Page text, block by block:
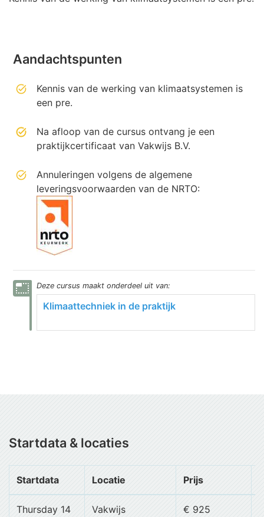
Aandachtspunten
Kennis van de werking van klimaatsystemen is
een pre.
Na afloop van de cursus ontvang je een
praktijkcertificaat van Vakwijs B.V.
Annuleringen volgens de algemene
leveringsvoorwaarden van de NRTO:
photo_size_select_small Dezecursus maakt onderdeel uit van:
Klimaattechniek in de praktijk
Startdata & locaties
Startdata Locatie Prijs
Thursday 14
Vakwijs
€ 925